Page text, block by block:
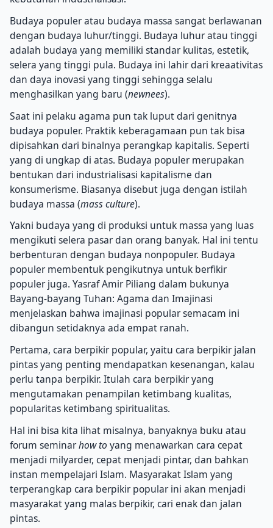
Budaya populer atau budaya massa sangat berlawanan
dengan budaya luhur/tinggi. Budaya luhur atau tinggi
adalah budaya yang memiliki standar kulitas, estetik,
selera yang tinggi pula. Budaya ini lahir dari kreaativitas
dan daya inovasi yang tinggi sehingga selalu
menghasilkan yang baru (newnees).
Saat ini pelaku agama pun tak luput dari genitnya
budaya populer. Praktik keberagamaan pun tak bisa
dipisahkan dari binalnya perangkap kapitalis. Seperti
yang di ungkap di atas. Budaya populer merupakan
bentukan dari industrialisasi kapitalisme dan
konsumerisme. Biasanya disebut juga dengan istilah
budaya massa (mass culture).
Yakni budaya yang di produksi untuk massa yang luas
mengikuti selera pasar dan orang banyak. Hal ini tentu
berbenturan dengan budaya nonpopuler. Budaya
populer membentuk pengikutnya untuk berfikir
populer juga. Yasraf Amir Piliang dalam bukunya
Bayang-bayang Tuhan: Agama dan Imajinasi
menjelaskan bahwa imajinasi popular semacam ini
dibangun setidaknya ada empat ranah.
Pertama, cara berpikir popular, yaitu cara berpikir jalan
pintas yang penting mendapatkan kesenangan, kalau
perlu tanpa berpikir. Itulah cara berpikir yang
mengutamakan penampilan ketimbang kualitas,
popularitas ketimbang spiritualitas.
Hal ini bisa kita lihat misalnya, banyaknya buku atau
forum seminarhow to yang menawarkan cara cepat
menjadi milyarder, cepat menjadi pintar, dan bahkan
instan mempelajari Islam. Masyarakat Islam yang
terperangkap cara berpikir popular ini akan menjadi
masyarakat yang malas berpikir, cari enak dan jalan
pintas.